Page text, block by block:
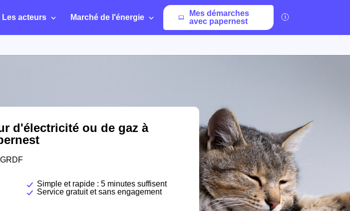
Les acteurs Marché de l'énergie
Mes démarches
avec papernest